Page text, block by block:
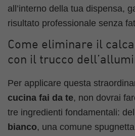
all’interno della tua dispensa,
risultato professionale senza
Come eliminare il
con il trucco
Per applicare questa
cucina fai da te, non dovrai
tre ingredienti fondamentali:
bianco, una comune